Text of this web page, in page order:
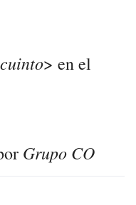
> en el
Grupo CO